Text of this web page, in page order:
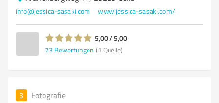
info@jessica-sasaki.com www.jessica-sasaki.com/
5,00 / 5,00
73 Bewertungen (1 Quelle)
3 Fotografie